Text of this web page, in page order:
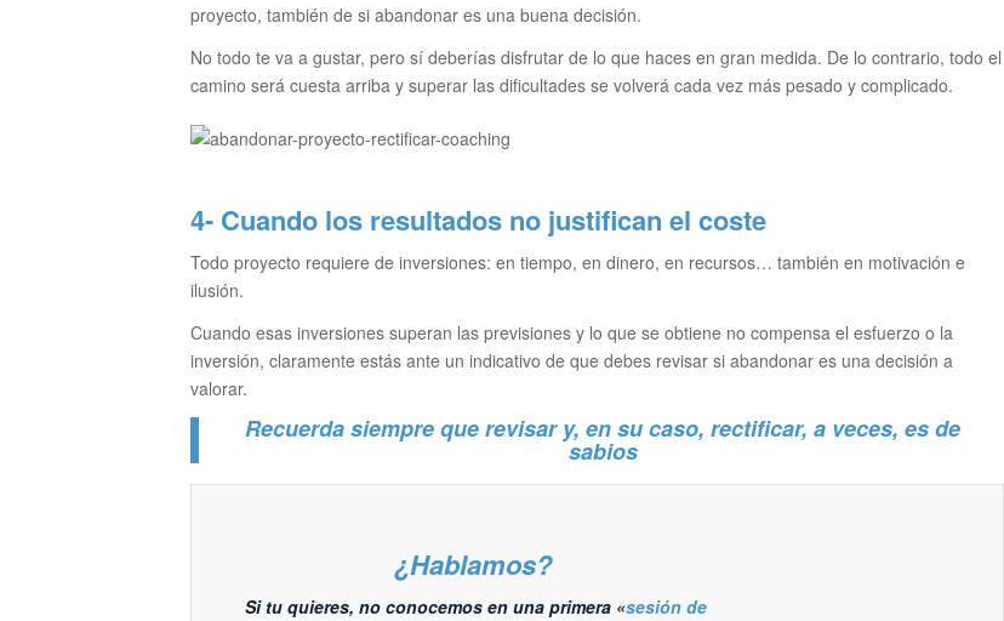
proyecto, también de si abandonar es una buena decisión.
No todo te va a gustar, pero sí deberías disfrutar de lo que haces en gran medida. De lo contrario, todo el
camino será cuesta arriba y superar las dificultades se volverá cada vez más pesado y complicado.
4- Cuando los resultados no justifican el coste
Todo proyecto requiere de inversiones: en tiempo, en dinero, en recursos… también en motivación e
ilusión.
Cuando esas inversiones superan las previsiones y lo que se obtiene no compensa el esfuerzo o la
inversión, claramente estás ante un indicativo de que debes revisar si abandonar es una decisión a
valorar.
Recuerda siempre que revisar y, en su caso, rectificar, a veces, es de
sabios
¿Hablamos?
Si tu quieres, no conocemos en una primera «sesión de